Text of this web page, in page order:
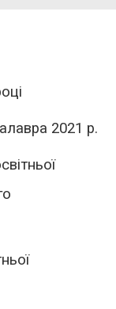
2021 р.